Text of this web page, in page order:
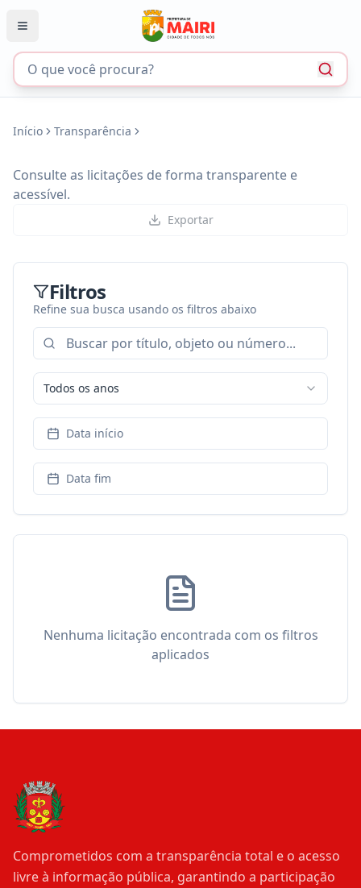
Início Transparência
Consulte as licitações de forma transparente e
acessível.
Exportar
Filtros
Refine sua busca usando os filtros abaixo
Todos os anos
Data início
Data fim
Nenhuma licitação encontrada com os filtros
aplicados
Comprometidos com a transparência total e o acesso
livre à informação pública, garantindo a participação